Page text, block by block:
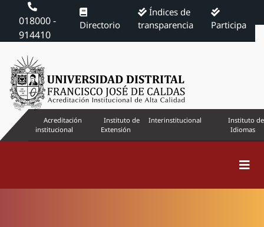
018000 -
914410
Directorio
Índices de
transparencia
Participa
Acreditación
institucional
Instituto de
Extensión
Interinstitucional
Instituto de
Idiomas